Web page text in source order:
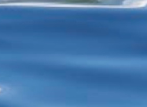
mais de 40 anos - selecionando roupas e